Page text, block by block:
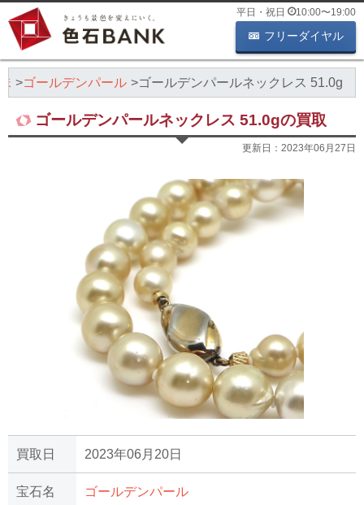
平日・祝日 10:00〜19:00
フリーダイヤル
ゴールデンパール ゴールデンパールネックレス 51.0g
ゴールデンパールネックレス 51.0gの買取
更新日： 2023年06月27日
買取日 2023年06月20日
宝石名 ゴールデンパール